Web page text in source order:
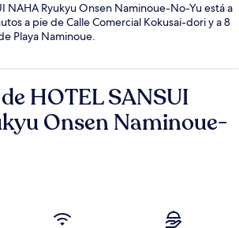
NAHA Ryukyu Onsen Naminoue-No-Yu está a
a pie de Calle Comercial Kokusai-dori y a 8
Playa Naminoue.
HOTEL SANSUI
Onsen Naminoue-